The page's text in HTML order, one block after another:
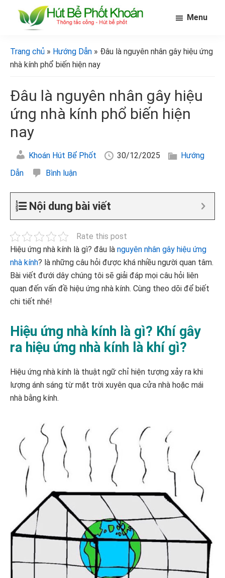
phốt
khoán]
bể
phốt
Menu
Trang chủ » Hướng Dẫn » Đâu là nguyên nhân gây hiệu ứng
nhà kính phổ biến hiện nay
Đâu là nguyên nhân gây hiệu
ứng nhà kính phổ biến hiện
nay
Khoán Hút Bể Phốt 30/12/2025
Hướng
Dẫn
Bình luận
Nội dung bài viết
Rate this post
Hiệu ứng nhà kính là gì? đâu là nguyên nhân gây hiệu ứng
nhà kính? là những câu hỏi được khá nhiều người quan tâm.
Bài viết đưới dây chúng tôi sẽ giải đáp mọi câu hỏi liên
quan đến vấn đề hiệu ứng nhà kính. Cùng theo dõi để biết
chi tiết nhé!
Hiệu ứng nhà kính là gì? Khí gây
ra hiệu ứng nhà kính là khí gì?
Hiệu ứng nhà kính là thuật ngữ chỉ hiện tượng xảy ra khi
lượng ánh sáng từ mặt trời xuyên qua cửa nhà hoặc mái
nhà bằng kính.